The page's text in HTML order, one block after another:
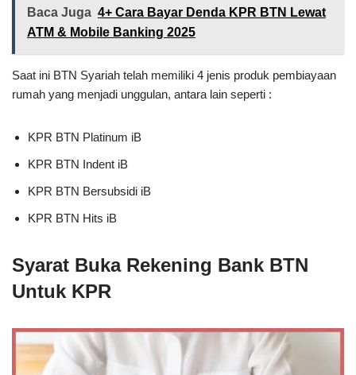
Baca Juga 4+ Cara Bayar Denda KPR BTN Lewat
ATM & Mobile Banking 2025
Saat ini BTN Syariah telah memiliki 4 jenis produk pembiayaan
rumah yang menjadi unggulan, antara lain seperti :
KPR BTN Platinum iB
KPR BTN Indent iB
KPR BTN Bersubsidi iB
KPR BTN Hits iB
Syarat Buka Rekening Bank BTN
Untuk KPR